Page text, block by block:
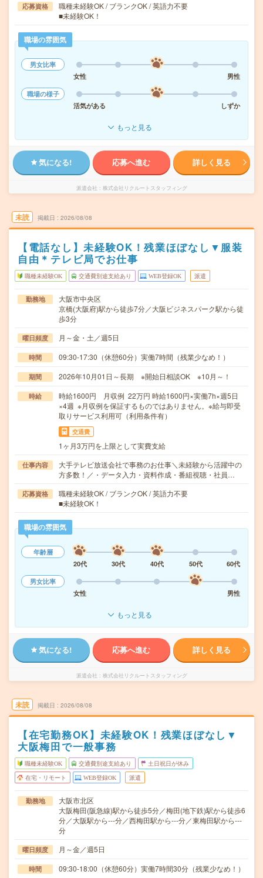
応募資格
職種未経験OK / ブランクOK / 英語力不要
■未経験OK！
職場の雰囲気
男女比率
女性
男性
職場の様子
活気がある
しずか
もっと見る
気になる! 応募へ進む 詳しく見る
派遣会社 株式会社リクルートスタッフィング
未読 掲載日 2026/08/08
【電話なし】未経験OK！残業ほぼなし▼服装
自由＊テレビ局でお仕事
職種未経験OK 交通費別途支給あり WEB登録OK 派遣
勤務地
大阪市中央区
京橋(大阪府)駅から徒歩7分／大阪ビジネスパーク駅から徒
歩3分
曜日頻度 月～金・土／週5日
時間 09:30-17:30（休憩60分）実働7時間（残業少なめ！）
期間 2026年10月01日～長期 ※開始日相談OK ※10月～！
時給
時給1600円 月収例 22万円 時給1600円×実働7h×週5日
×4週 ※月収例を保証するものではありません。※給与即受
取りサービス利用可（利用条件有）
交通費
1ヶ月3万円を上限として実費支給
仕事内容
大手テレビ放送会社で事務のお仕事＼未経験から活躍中の
方多数！／・データ入力・資料作成・番組視聴・社員…
応募資格
職種未経験OK / ブランクOK / 英語力不要
■未経験OK！
職場の雰囲気
年齢層
20代
30代 40代 50代
60代
男女比率
女性
男性
もっと見る
気になる! 応募へ進む 詳しく見る
派遣会社 株式会社リクルートスタッフィング
未読 掲載日 2026/08/08
【在宅勤務OK】未経験OK！残業ほぼなし▼
大阪梅田で一般事務
職種未経験OK 交通費別途支給あり 土日祝日が休み
在宅・リモート WEB登録OK 派遣
勤務地
大阪市北区
大阪梅田(阪急線)駅から徒歩5分／梅田(地下鉄)駅から徒歩6
分／大阪駅から---分／西梅田駅から---分／東梅田駅から---
分
曜日頻度 月～金／週5日
時間 09:30-18:00（休憩60分）実働7時間30分（残業少なめ！）